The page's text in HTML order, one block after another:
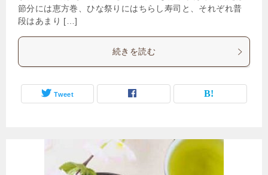
節分には恵方巻、ひな祭りにはちらし寿司と、それぞれ普
段はあまり […]
続きを読む
Tweet